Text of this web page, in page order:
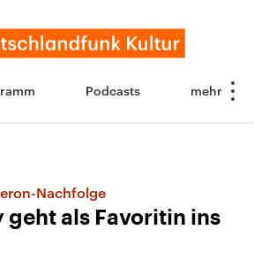
Podcasts
Nachfolge
geht als Favoritin ins